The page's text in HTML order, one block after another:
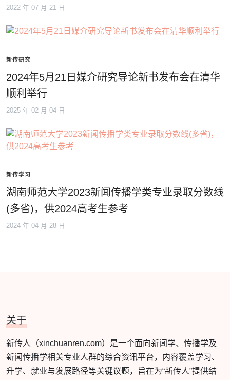
2022 年 07 月 21 日
新传研究
2024年5月21日媒介研究导论新书发布会在清华
顺利举行
2025 年 02 月 04 日
新传学习
湖南师范大学2023新闻传播学类专业录取分数线
(多省)，供2024高考生参考
2024 年 04 月 28 日
关于
新传人（xinchuanren.com）是一个面向新闻学、传播学及
新闻传播学相关专业人群的综合资讯平台，内容覆盖学习、
升学、就业与发展路径等关键议题，旨在为“新传人”提供结